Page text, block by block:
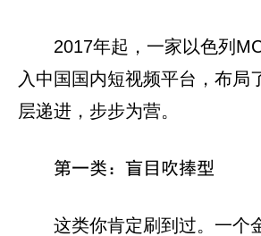
2017年起，一家以色列
入中国国内短视频平台，布局
层递进，步步为营。
第一类：盲目吹捧型
这类你肯定刷到过。一个